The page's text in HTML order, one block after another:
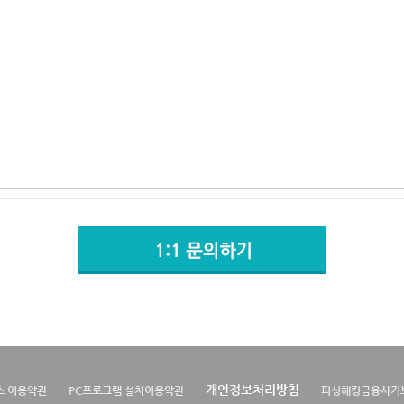
이용약관 PC프로그램 설치이용약관 개인정보처리방침 피싱해킹금융사기